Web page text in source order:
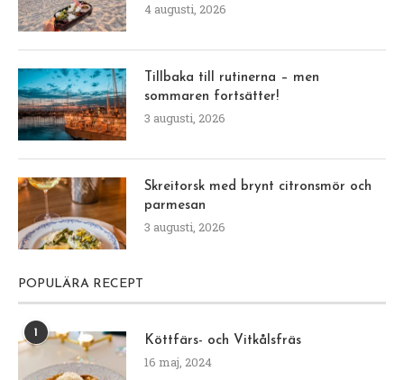
4 augusti, 2026
Tillbaka till rutinerna – men
sommaren fortsätter!
3 augusti, 2026
Skreitorsk med brynt citronsmör och
parmesan
3 augusti, 2026
POPULÄRA RECEPT
1
Köttfärs- och Vitkålsfräs
16 maj, 2024